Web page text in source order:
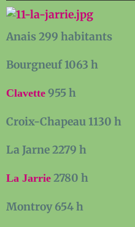
Anais 299 habitants
Bourgneuf 1063 h
Clavette
Croix-Chapeau 1130 h
La Jarne 2279 h
La Jarrie 2780 h
Montroy 654 h